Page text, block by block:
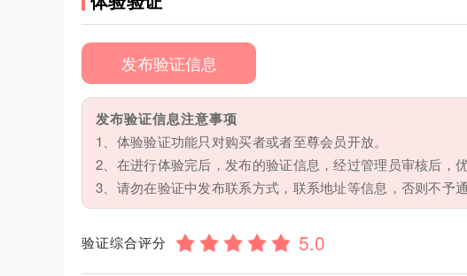
发布验证信息
发布验证信息注意事项
1、体验验证功能只对购买者或者至尊会员开放。
2、在进行体验完后，发布的验证信息，经过管理员审核后，
3、请勿在验证中发布联系方式，联系地址等信息，否则不予通
验证综合评分